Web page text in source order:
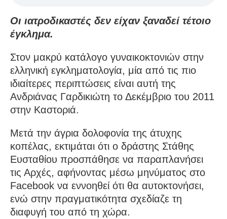
Οι ιατροδικαστές δεν είχαν ξαναδεί τέτοιο
έγκλημα.
Στον μακρύ κατάλογο γυναικοκτονιών στην
ελληνική εγκληματολογία, μία από τις πιο
ιδιαίτερες περιπτώσεις είναι αυτή της
Ανδριάνας Γαρδικιώτη το Δεκέμβριο του 2011
στην Καστοριά.
Μετά την άγρια δολοφονία της άτυχης
κοπέλας, εκτιμάται ότι ο δράστης Στάθης
Ευσταθίου προσπάθησε να παραπλανήσει
τις Αρχές, αφήνοντας μέσω μηνύματος στο
Facebook να εννοηθεί ότι θα αυτοκτονήσει,
ενώ στην πραγματικότητα σχεδίαζε τη
διαφυγή του από τη χώρα.